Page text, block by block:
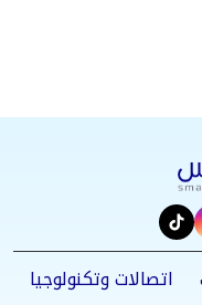
tiktok
اتصالات وتكنولوجيا